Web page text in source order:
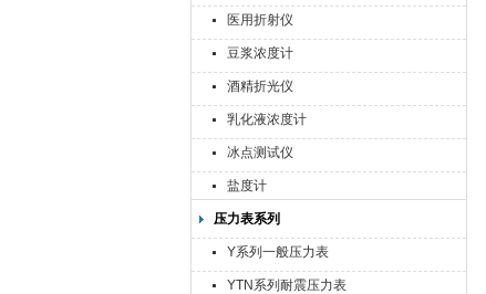
医用折射仪
豆浆浓度计
酒精折光仪
乳化液浓度计
冰点测试仪
盐度计
压力表系列
Y系列一般压力表
YTN系列耐震压力表